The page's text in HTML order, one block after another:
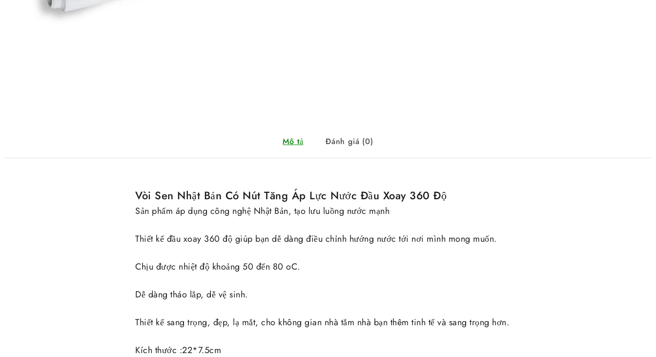
Mô tả Đánh giá (0)
Vòi Sen Nhật Bản Có Nút Tăng Áp Lực Nước Đầu Xoay 360 Độ
Sản phẩm áp dụng công nghệ Nhật Bản, tạo lưu luồng nước mạnh
Thiết kế đầu xoay 360 độ giúp bạn dễ dàng điều chỉnh hướng nước tới nơi mình mong muốn.
Chịu được nhiệt độ khoảng 50 đến 80 oC.
Dễ dàng tháo lắp, dễ vệ sinh.
Thiết kế sang trọng, đẹp, lạ mắt, cho không gian nhà tắm nhà bạn thêm tinh tế và sang trọng hơn.
Kích thước :22*7.5cm